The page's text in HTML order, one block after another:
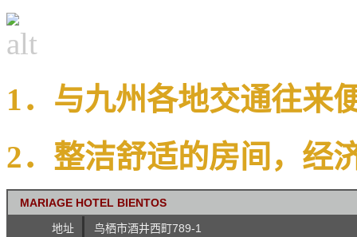
1．与九州各地交通往来
2．整洁舒适的房间，经
MARIAGE HOTEL BIENTOS
地址
鸟栖市酒井西町789-1